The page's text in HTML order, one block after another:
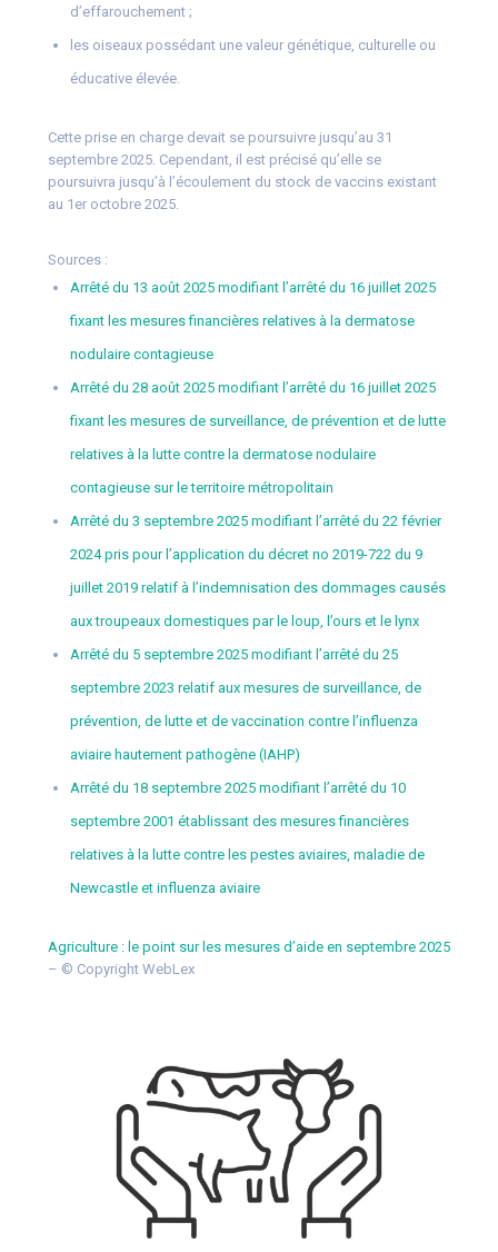
d’effarouchement ;
les oiseaux possédant une valeur génétique, culturelle ou
éducative élevée.
Cette prise en charge devait se poursuivre jusqu’au 31
septembre 2025. Cependant, il est précisé qu’elle se
poursuivra jusqu’à l’écoulement du stock de vaccins existant
au 1er octobre 2025.
Sources :
Arrêté du 13 août 2025 modifiant l’arrêté du 16 juillet 2025
fixant les mesures financières relatives à la dermatose
nodulaire contagieuse
Arrêté du 28 août 2025 modifiant l’arrêté du 16 juillet 2025
fixant les mesures de surveillance, de prévention et de lutte
relatives à la lutte contre la dermatose nodulaire
contagieuse sur le territoire métropolitain
Arrêté du 3 septembre 2025 modifiant l’arrêté du 22 février
2024 pris pour l’application du décret no 2019-722 du 9
juillet 2019 relatif à l’indemnisation des dommages causés
aux troupeaux domestiques par le loup, l’ours et le lynx
Arrêté du 5 septembre 2025 modifiant l’arrêté du 25
septembre 2023 relatif aux mesures de surveillance, de
prévention, de lutte et de vaccination contre l’influenza
aviaire hautement pathogène (IAHP)
Arrêté du 18 septembre 2025 modifiant l’arrêté du 10
septembre 2001 établissant des mesures financières
relatives à la lutte contre les pestes aviaires, maladie de
Newcastle et influenza aviaire
Agriculture : le point sur les mesures d’aide en septembre 2025
– © Copyright WebLex